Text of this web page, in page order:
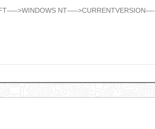
NT—–>CURRENTVERSION—-